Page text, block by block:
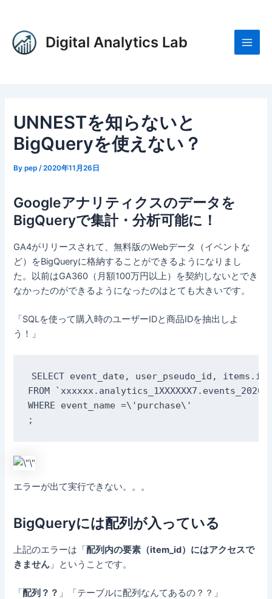
Digital Analytics Lab
UNNESTを知らないと
BigQueryを使えない？
Bypep /2020年11月26日
Googleアナリティクスのデータを
BigQueryで集計・分析可能に！
GA4がリリースされて、無料版のWebデータ（イベントな
ど）をBigQueryに格納することができるようになりまし
た。以前はGA360（月額100万円以上）を契約しないとでき
なかったのができるようになったのはとても大きいです。
「SQLを使って購入時のユーザーIDと商品IDを抽出しよ
う！」
SELECT event_date, user_pseudo_id,
FROM
WHERE event_name =\'purchase\'
;
エラーが出て実行できない。。。
BigQueryには配列が入っている
上記のエラーは「配列内の要素（item_id）にはアクセスで
きません 」ということです。
「配列？？ 」「テーブルに配列なんてあるの？？」